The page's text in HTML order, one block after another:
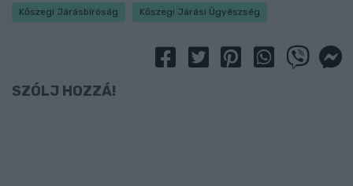
Kőszegi Járásbíróság Kőszegi Járási Ügyészség
SZÓLJ HOZZÁ!